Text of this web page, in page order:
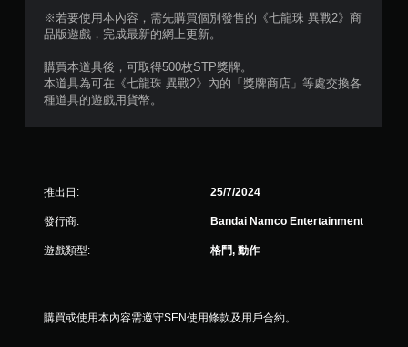
※若要使用本內容，需先購買個別發售的《七龍珠 異戰2》商
品版遊戲，完成最新的網上更新。
購買本道具後，可取得500枚STP獎牌。
本道具為可在《七龍珠 異戰2》內的「獎牌商店」等處交換各
種道具的遊戲用貨幣。
推出日: 25/7/2024
發行商: Bandai Namco Entertainment
遊戲類型: 格鬥, 動作
購買或使用本內容需遵守SEN使用條款及用戶合約。